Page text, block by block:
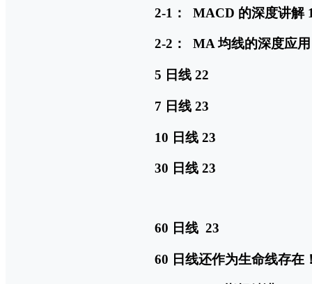
2-1： MACD 的深度讲解
2-2： MA 均线的深度应
5 日线 22
7 日线 23
10 日线 23
30 日线 23
60 日线 23
60 日线还作为生命线存